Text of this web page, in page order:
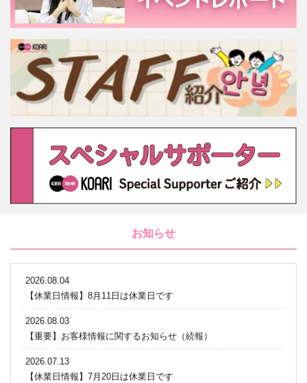
お知らせ
2026.08.04
【休業日情報】8月11日は休業日です
2026.08.03
【重要】お客様情報に関するお知らせ（続報）
2026.07.13
【休業日情報】7月20日は休業日です